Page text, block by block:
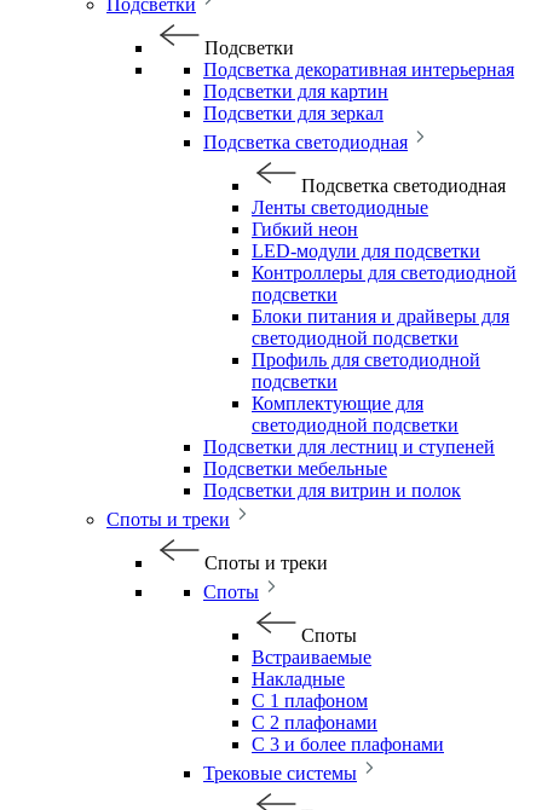
Подсветки
Подсветки
Подсветка декоративная интерьерная
Подсветки для картин
Подсветки для зеркал
Подсветка светодиодная
Подсветка светодиодная
Ленты светодиодные
Гибкий неон
LED-модули для подсветки
Контроллеры для светодиодной
подсветки
Блоки питания и драйверы для
светодиодной подсветки
Профиль для светодиодной
подсветки
Комплектующие для
светодиодной подсветки
Подсветки для лестниц и ступеней
Подсветки мебельные
Подсветки для витрин и полок
Споты и треки
Споты и треки
Споты
Споты
Встраиваемые
Накладные
С 1 плафоном
С 2 плафонами
С 3 и более плафонами
Трековые системы